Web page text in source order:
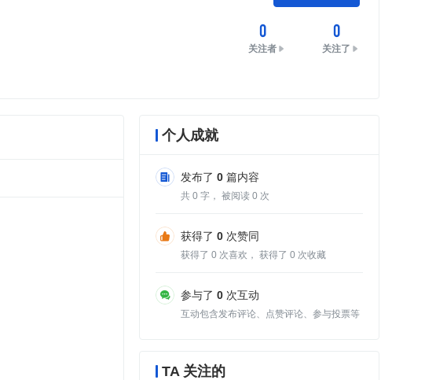
0
关注者
0
关注了
个人成就
发布了 0 篇内容
共 0 字， 被阅读 0 次
获得了 0 次赞同
获得了 0 次喜欢， 获得了 0 次收藏
参与了 0 次互动
互动包含发布评论、点赞评论、参与投票等
TA 关注的